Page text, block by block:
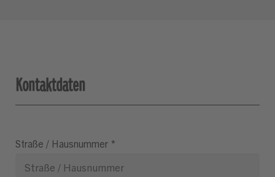
Kontaktdaten
Straße / Hausnummer *